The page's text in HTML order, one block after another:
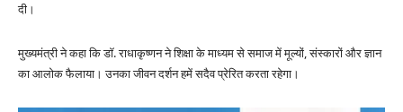
दी।
मुख्यमंत्री ने कहा कि डॉ. राधाकृष्णन ने शिक्षा के माध्यम से समाज में मूल्यों, संस्कारों और ज्ञान
का आलोक फैलाया। उनका जीवन दर्शन हमें सदैव प्रेरित करता रहेगा।